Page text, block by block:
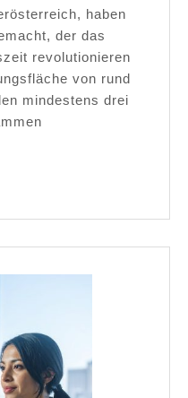
der das
revolutionieren
von rund
mindestens drei